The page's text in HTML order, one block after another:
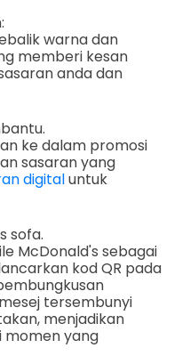
warna dan
memberi kesan
anda dan
ke dalam promosi
sasaran yang
digitaluntuk
sofa.
McDonald's sebagai
kod QR pada
tersembunyi
menjadikan
momen yang